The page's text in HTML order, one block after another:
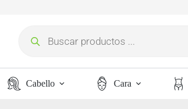
Cabello Cara